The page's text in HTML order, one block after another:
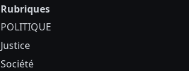
Rubriques
POLITIQUE
Justice
Société